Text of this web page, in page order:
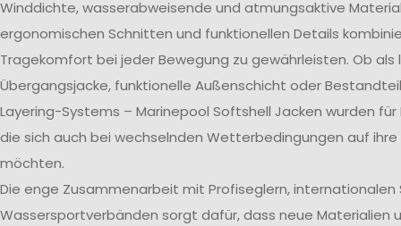
Winddichte, wasserabweisende und atmungsaktive
ergonomischen Schnitten und funktionellen Details
Tragekomfort bei jeder Bewegung zu gewährleisten. Ob als
Übergangsjacke, funktionelle Außenschicht oder
Layering-Systems – Marinepool Softshell Jacken wurden
die sich auch bei wechselnden Wetterbedingungen auf ihre
möchten.
Die enge Zusammenarbeit mit Profiseglern,
Wassersportverbänden sorgt dafür, dass neue Materialien